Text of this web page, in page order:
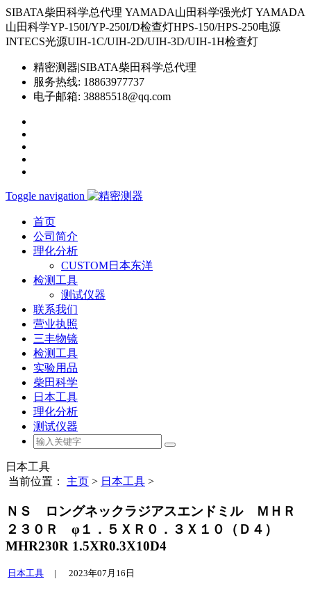
SIBATA柴田科学总代理 YAMADA山田科学强光灯 YAMADA
山田科学YP-150I/YP-250I/D检查灯HPS-150/HPS-250电源
INTECS光源UIH-1C/UIH-2D/UIH-3D/UIH-1H检查灯
精密测器|SIBATA柴田科学总代理
服务热线: 18863977737
电子邮箱: 38885518@qq.com
Toggle navigation
首页
公司简介
理化分析
CUSTOM日本东洋
检测工具
测试仪器
联系我们
营业执照
三丰物镜
检测工具
实验用品
柴田科学
日本工具
理化分析
测试仪器
日本工具
当前位置： 主页 > 日本工具 >
ＮＳ ロングネックラジアスエンドミル ＭＨＲ
２３０Ｒ φ１．５ＸＲ０．３Ｘ１０（Ｄ４）
MHR230R 1.5XR0.3X10D4
日本工具 | 2023年07月16日